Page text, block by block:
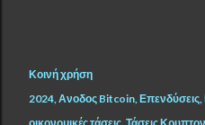
Κοινή χρήση
2024 Ανοδος Bitcoin Επενδύσεις